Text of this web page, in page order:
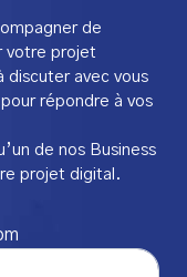
de
votre projet
discuter avec vous
répondre à vos
de nos Business
projet digital.